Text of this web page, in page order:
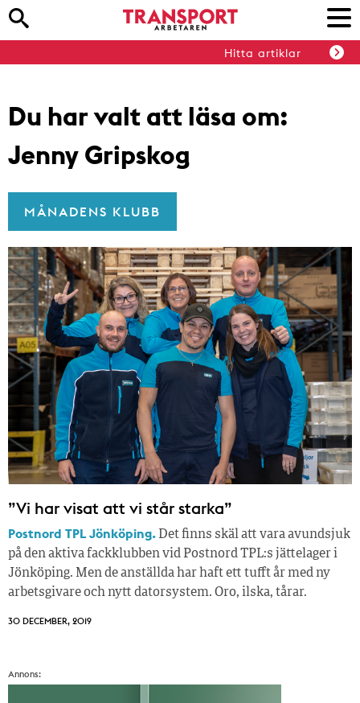
Hitta artiklar
Du har valt att läsa om:
Jenny Gripskog
MÅNADENS KLUBB
”Vi har visat att vi står starka”
Postnord TPL Jönköping. Det finns skäl att vara avundsjuk
på den aktiva fackklubben vid Postnord TPL:s jättelager i
Jönköping. Men de anställda har haft ett tufft år med ny
arbetsgivare och nytt datorsystem. Oro, ilska, tårar.
30 DECEMBER, 2019
Annons: